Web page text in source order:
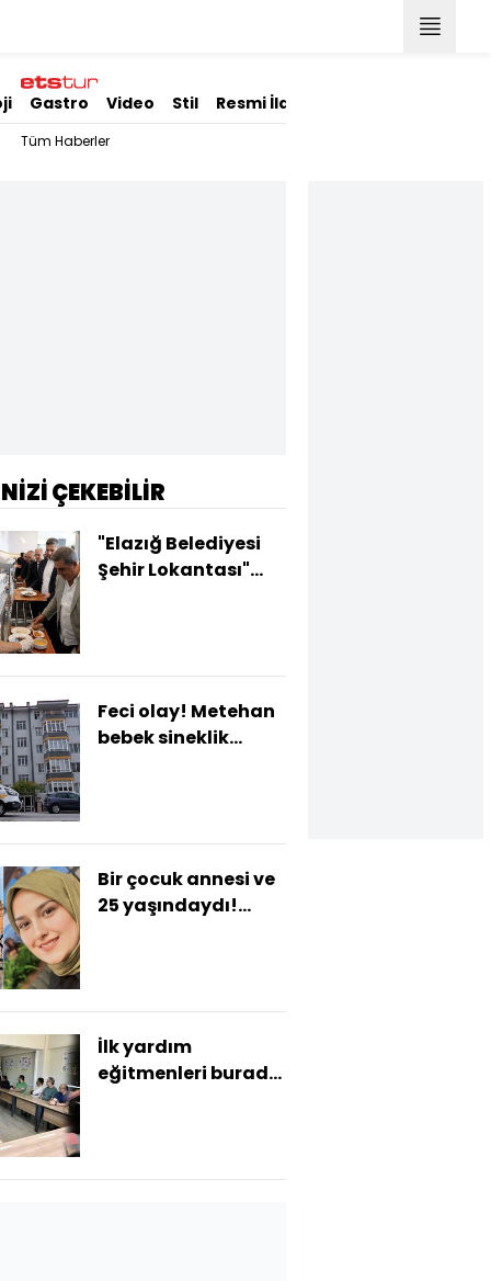
Gastro Video Stil Resmi İlanlar
Tüm Haberler
ÇEKEBİLİR
"Elazığ Belediyesi
Şehir Lokantası"
Feci olay! Metehan
bebek sineklik
Bir çocuk annesi ve
25 yaşındaydı!
İlk yardım
eğitmenleri burada